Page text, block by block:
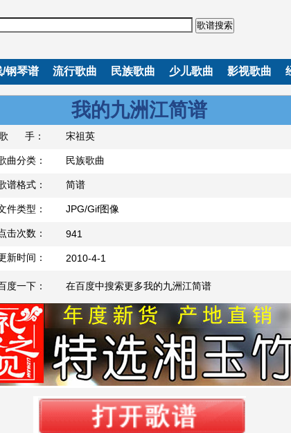
歌谱搜索
/钢琴谱 流行歌曲 民族歌曲 少儿歌曲 影视歌曲
我的九洲江简谱
手： 宋祖英
曲分类： 民族歌曲
谱格式： 简谱
件类型： JPG/Gif图像
击次数： 941
新时间： 2010-4-1
度一下： 在百度中搜索更多我的九洲江简谱